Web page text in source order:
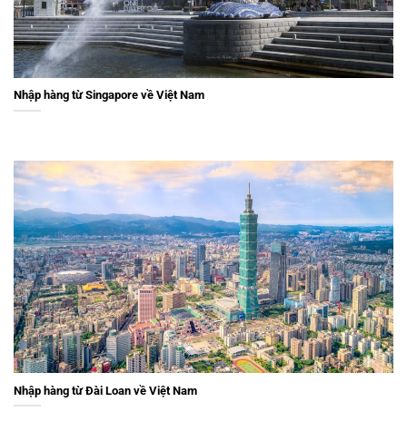
Nhập hàng từ Singapore về Việt Nam
Nhập hàng từ Đài Loan về Việt Nam